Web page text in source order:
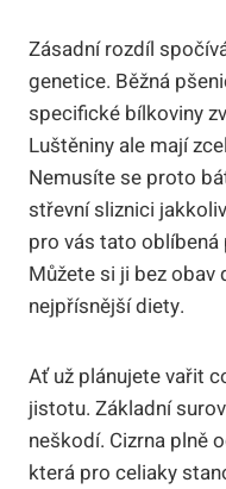
Zásadní rozdíl
genetice. Běžná
specifické bílkoviny
Luštěniny ale mají
Nemusíte se proto
střevní sliznici
pro vás tato
Můžete si ji bez
nejpřísnější diety.
Ať už plánujete vařit
jistotu. Základní
neškodí. Cizrna plně
která pro celiaky